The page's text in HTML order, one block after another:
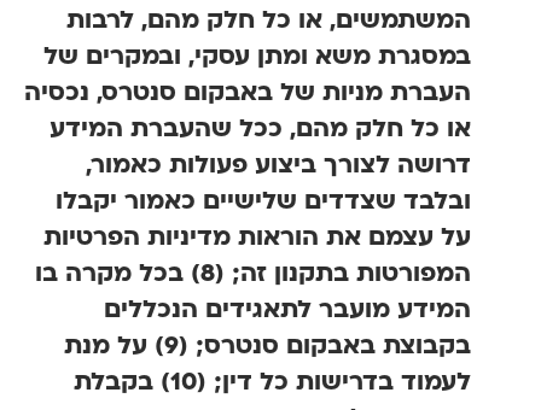
המשתמשים, או כל חלק מהם, לרבות
במסגרת משא ומתן עסקי, ובמקרים של
העברת מניות של באבקום סנטרס, נכסיה
או כל חלק מהם, ככל שהעברת המידע
דרושה לצורך ביצוע פעולות כאמור,
ובלבד שצדדים שלישיים כאמור יקבלו
על עצמם את הוראות מדיניות הפרטיות
המפורטות בתקנון זה; (8) בכל מקרה בו
המידע מועבר לתאגידים הנכללים
בקבוצת באבקום סנטרס; (9) על מנת
לעמוד בדרישות כל דין; (10) בקבלת